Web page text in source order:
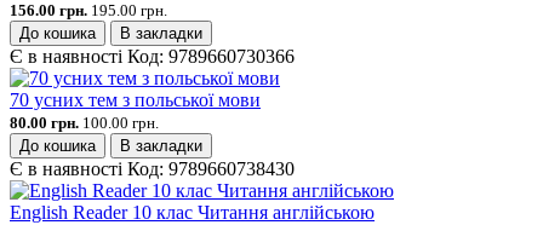
156.00 грн. 195.00 грн.
До кошика
В закладки
Є в наявності Код: 9789660730366
70 усних тем з польської мови
80.00 грн. 100.00 грн.
До кошика
В закладки
Є в наявності Код: 9789660738430
English Reader 10 клас Читання англійською